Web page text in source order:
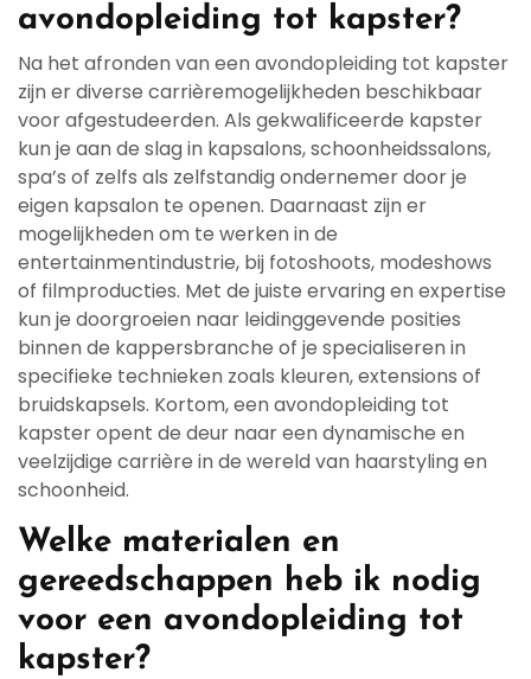
avondopleiding tot kapster?
Na het afronden van een avondopleiding tot kapster
zijn er diverse carrièremogelijkheden beschikbaar
voor afgestudeerden. Als gekwalificeerde kapster
kun je aan de slag in kapsalons, schoonheidssalons,
spa’s of zelfs als zelfstandig ondernemer door je
eigen kapsalon te openen. Daarnaast zijn er
mogelijkheden om te werken in de
entertainmentindustrie, bij fotoshoots, modeshows
of filmproducties. Met de juiste ervaring en expertise
kun je doorgroeien naar leidinggevende posities
binnen de kappersbranche of je specialiseren in
specifieke technieken zoals kleuren, extensions of
bruidskapsels. Kortom, een avondopleiding tot
kapster opent de deur naar een dynamische en
veelzijdige carrière in de wereld van haarstyling en
schoonheid.
Welke materialen en
gereedschappen heb ik nodig
voor een avondopleiding tot
kapster?